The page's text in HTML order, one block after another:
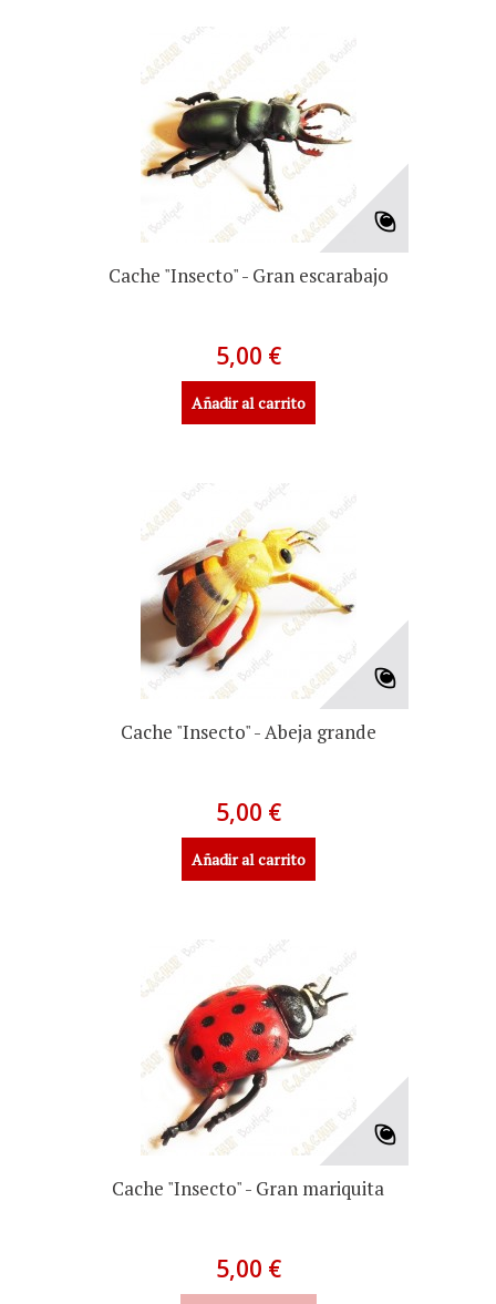
Cache "Insecto" - Gran escarabajo
5,00 €
Añadir al carrito
Cache "Insecto" - Abeja grande
5,00 €
Añadir al carrito
Cache "Insecto" - Gran mariquita
5,00 €